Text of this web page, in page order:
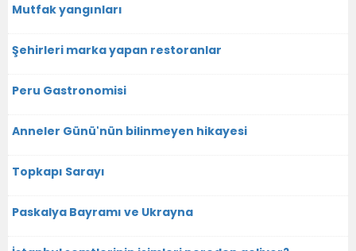
Mutfak yangınları
Şehirleri marka yapan restoranlar
Peru Gastronomisi
Anneler Günü'nün bilinmeyen hikayesi
Topkapı Sarayı
Paskalya Bayramı ve Ukrayna